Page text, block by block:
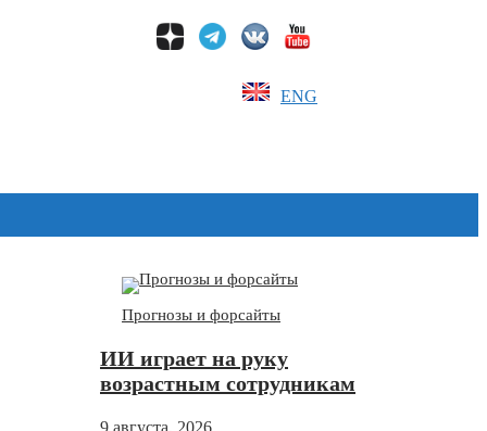
ENG
Прогнозы и форсайты
ИИ играет на руку
возрастным сотрудникам